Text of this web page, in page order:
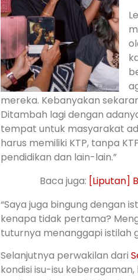
mereka. Kebanyakan
Ditambah lagi dengan
tempat untuk masyarakat
harus memiliki KTP, tanpa
pendidikan dan lain-lain.”
Baca juga: [Liputan]
“Saya juga bingung dengan
kenapa tidak pertama?
tuturnya menanggapi istilah
Selanjutnya perwakilan dari
kondisi isu-isu keberagaman,